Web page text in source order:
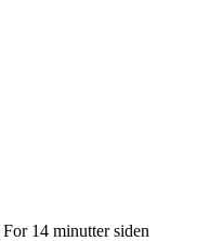
For 14 minutter siden